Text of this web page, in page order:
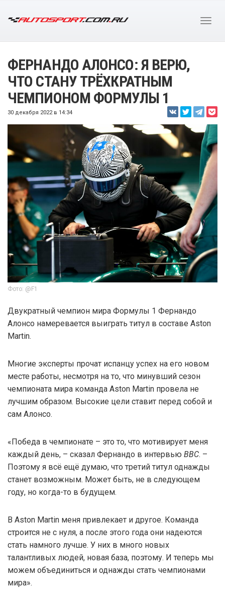
ФЕРНАНДО АЛОНСО: Я ВЕРЮ,
ЧТО СТАНУ ТРЁХКРАТНЫМ
ЧЕМПИОНОМ ФОРМУЛЫ 1
30 декабря 2022 в 14:34
Фото: @F1
Двукратный чемпион мира Формулы 1 Фернандо
Алонсо намеревается выиграть титул в составе Aston
Martin.
Многие эксперты прочат испанцу успех на его новом
месте работы, несмотря на то, что минувший сезон
чемпионата мира команда Aston Martin провела не
лучшим образом. Высокие цели ставит перед собой и
сам Алонсо.
«Победа в чемпионате – это то, что мотивирует меня
каждый день, – сказал Фернандо в интервью BBC. –
Поэтому я всё ещё думаю, что третий титул однажды
станет возможным. Может быть, не в следующем
году, но когда-то в будущем.
В Aston Martin меня привлекает и другое. Команда
строится не с нуля, а после этого года они надеются
стать намного лучше. У них в много новых
талантливых людей, новая база, поэтому. И теперь мы
можем объединиться и однажды стать чемпионами
мира».